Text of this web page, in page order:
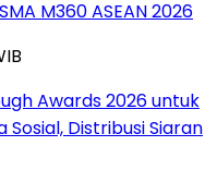
M360 ASEAN 2026
Awards 2026 untuk
Distribusi Siaran